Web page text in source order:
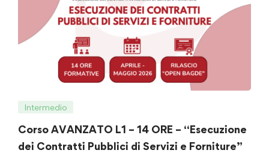
Intermedio
Corso AVANZATO L1 – 14 ORE – “Esecuzione
dei Contratti Pubblici di Servizi e Forniture”